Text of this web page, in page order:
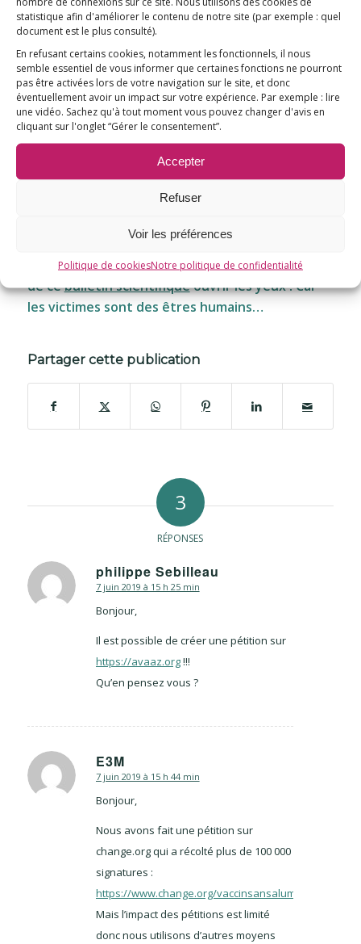
statistique afin d'améliorer le contenu de notre site (par exemple : quel
document est le plus consulté).
En refusant certains cookies, notamment les fonctionnels, il nous
semble essentiel de vous informer que certaines fonctions ne pourront
pas être activées lors de votre navigation sur le site, et donc
éventuellement avoir un impact sur votre expérience. Par exemple : lire
une vidéo. Sachez qu'à tout moment vous pouvez changer d'avis en
cliquant sur l'onglet “Gérer le consentement”.
Accepter
Refuser
Voir les préférences
Politique de cookiesNotre politique de confidentialité
certaines questions comme l’aluminium dans les
» (février 2018).
• La revue Prescrire : « Toutes les informations
critiques sur les vaccins ne sont pas des fake news
ou des stupidités. Le débat aurait beaucoup à
gagner si les pouvoirs publics et les soignants les
plus favorables à la vaccination n’en exagéraient
pas les bénéfices et n’en minimisaient pas les
Pour notre part, nous poursuivons notre
mission d’information, puissent tous les lecteurs
de cebulletin scientifiqueouvrir les yeux ! Car
les victimes sont des êtres humains…
Partager cette publication
3
RÉPONSES
philippe Sebilleau
dit
:
7 juin 2019 à 15 h 25 min
Bonjour,
Il est possible de créer une pétition sur
https://avaaz.org!!!
Qu’en pensez vous ?
E3M
dit
:
7 juin 2019 à 15 h 44 min
Bonjour,
Nous avons fait une pétition sur
change.org qui a récolté plus de 100 000
signatures :
https://www.change.org/vaccinsansaluminium.org
Mais l’impact des pétitions est limité
donc nous utilisons d’autres moyens